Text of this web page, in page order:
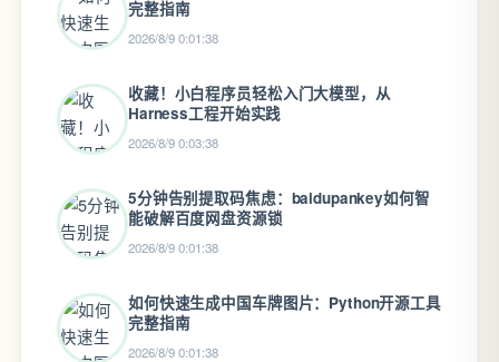
完整指南
2026/8/9 0:01:38
收藏！小白程序员轻松入门大模型，从
Harness工程开始实践
2026/8/9 0:03:38
5分钟告别提取码焦虑：baidupankey如何智
能破解百度网盘资源锁
2026/8/9 0:01:38
如何快速生成中国车牌图片：Python开源工具
完整指南
2026/8/9 0:01:38